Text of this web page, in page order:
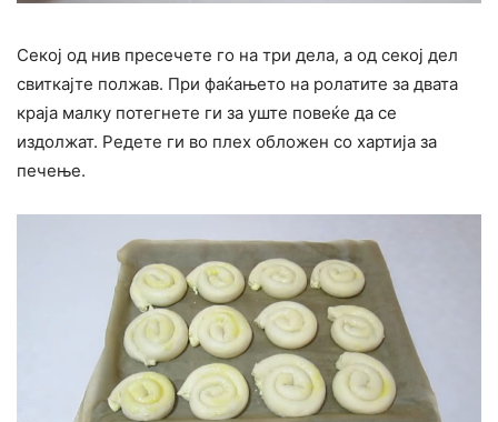
Секој од нив пресечете го на три дела, а од секој дел
свиткајте полжав. При фаќањето на ролатите за двата
краја малку потегнете ги за уште повеќе да се
издолжат. Редете ги во плех обложен со хартија за
печење.